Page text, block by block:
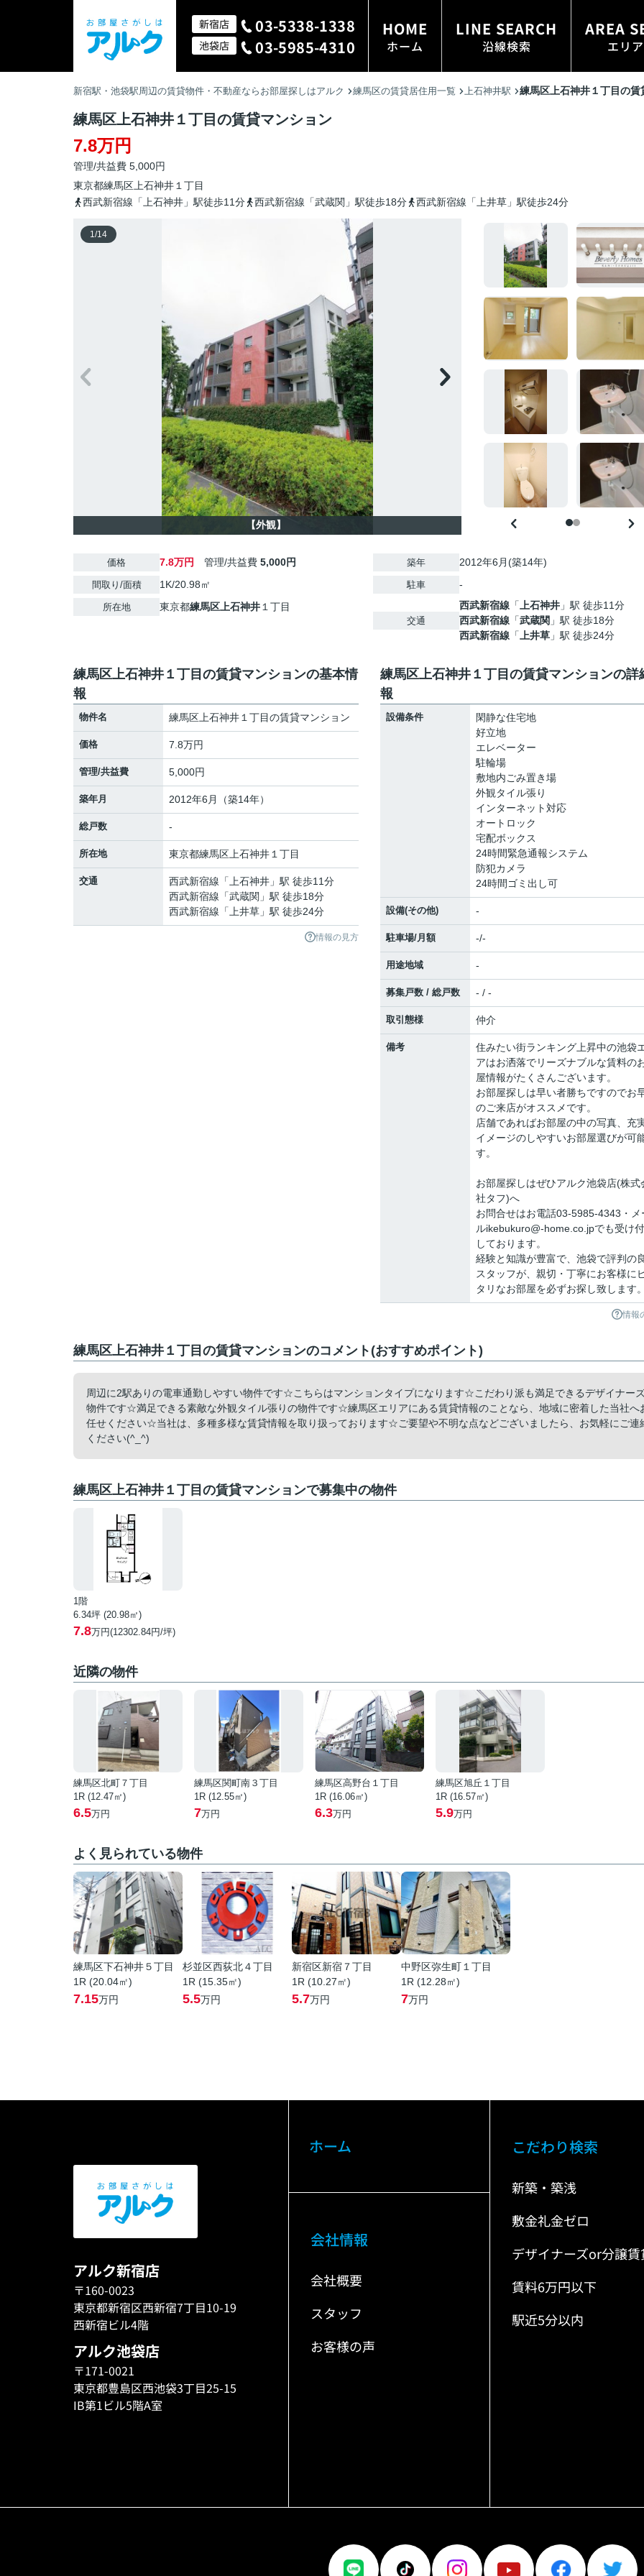
新宿店 03-5338-1338
池袋店 03-5985-4310
HOME
ホーム
LINE SEARCH
沿線検索
AREA
エリ
新宿駅・池袋駅周辺の賃貸物件・不動産ならお部屋探しはアルク 練馬区の賃貸居住用一覧 上石神井駅 練馬区上石神井１丁目の賃
練馬区上石神井１丁目の賃貸マンション
7.8万円
管理/共益費 5,000円
東京都練馬区 上石神井 １丁目
西武新宿線「上石神井」駅徒歩11分
西武新宿線「武蔵関」駅徒歩18分 西武新宿線「上井草」駅徒歩24分
1/14
【外観】
価格 7.8万円 管理/共益費 5,000円
間取り/面積 1K/20.98㎡
所在地 東京都練馬区 上石神井 １丁目
築年 2012年6月(築14年)
駐車 -
交通
西武新宿線 「 上石神井 」駅 徒歩11分
西武新宿線 「武蔵関 」駅 徒歩18分
西武新宿線 「 上井草 」駅 徒歩24分
練馬区上石神井１丁目の賃貸マンションの基本情
報
物件名 練馬区上石神井１丁目の賃貸マンション
価格 7.8万円
管理/共益費 5,000円
築年月 2012年6月（築14年）
総戸数 -
所在地 東京都練馬区 上石神井 １丁目
交通 西武新宿線 「 上石神井 」駅 徒歩11分
西武新宿線 「武蔵関 」駅 徒歩18分
西武新宿線 「 上井草 」駅 徒歩24分
情報の見方
練馬区上石神井１丁目の賃貸マンションの詳
報
設備条件
閑静な住宅地
好立地
エレベーター
駐輪場
敷地内ごみ置き場
外観タイル張り
インターネット対応
オートロック
宅配ボックス
24時間緊急通報システム
防犯カメラ
24時間ゴミ出し可
設備(その他) -
駐車場/月額 -/-
用途地域 -
募集戸数 / 総戸数 - / -
取引態様 仲介
備考
住みたい街ランキング上昇中の池袋
アはお洒落でリーズナブルな賃料の
屋情報がたくさんございます。
お部屋探しは早い者勝ちですのでお
のご来店がオススメです。
店舗であればお部屋の中の写真、充
イメージのしやすいお部屋選びが可
す。
お部屋探しはぜひアルク池袋店(株式
社タフ)へ
お問合せはお電話03-5985-4343・メ
ルikebukuro@-home.co.jpでも受け
しております。
経験と知識が豊富で、池袋で評判の
スタッフが、親切・丁寧にお客様に
タリなお部屋を必ずお探し致します
情報
練馬区上石神井１丁目の賃貸マンションのコメント(おすすめポイント)
周辺に2駅ありの電車通勤しやすい物件です☆こちらはマンションタイプになります☆こだわり派も満足できるデザイナー
物件です☆満足できる素敵な外観タイル張りの物件です☆練馬区エリアにある賃貸情報のことなら、地域に密着した当社へ
任せください☆当社は、多種多様な賃貸情報を取り扱っております☆ご要望や不明な点などございましたら、お気軽にご連
ください(^_^)
練馬区上石神井１丁目の賃貸マンションで募集中の物件
1階
6.34坪 (20.98㎡)
7.8万円(12302.84円/坪)
近隣の物件
練馬区北町７丁目
1R (12.47㎡)
6.5万円
練馬区関町南３丁目
1R (12.55㎡)
7万円
練馬区高野台１丁目
1R (16.06㎡)
6.3万円
練馬区旭丘１丁目
1R (16.57㎡)
5.9万円
よく見られている物件
練馬区下石神井５丁目
1R (20.04㎡)
7.15万円
杉並区西荻北４丁目
1R (15.35㎡)
5.5万円
新宿区新宿７丁目
1R (10.27㎡)
5.7万円
中野区弥生町１丁目
1R (12.28㎡)
7万円
アルク新宿店
〒160-0023
東京都新宿区西新宿7丁目10-19
西新宿ビル4階
アルク池袋店
〒171-0021
東京都豊島区西池袋3丁目25-15
IB第1ビル5階A室
ホーム
会社情報
会社概要
スタッフ
お客様の声
こだわり検索
新築・築浅
敷金礼金ゼロ
デザイナーズor分譲賃
賃料6万円以下
駅近5分以内